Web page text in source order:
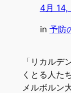
4月 14,
in 予防
「リカルデ
くとる人た
メルボルン